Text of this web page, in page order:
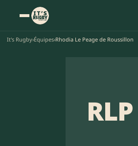
It's Rugby›Équipes›Rhodia Le Peage de Roussillon
RLP